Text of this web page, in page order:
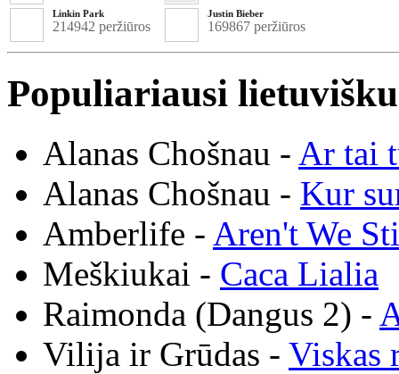
Linkin Park
214942 peržiūros
Justin Bieber
169867 peržiūros
Populiariausi
Alanas Chošnau - Ar tai
Alanas Chošnau - Kur
Amberlife - Aren't We
Meškiukai - Caca Lialia
Raimonda (Dangus 2) -
Vilija ir Grūdas - Viskas